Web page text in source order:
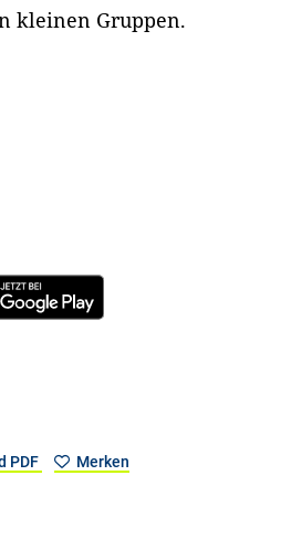
kleinen Gruppen.
PDF Merken